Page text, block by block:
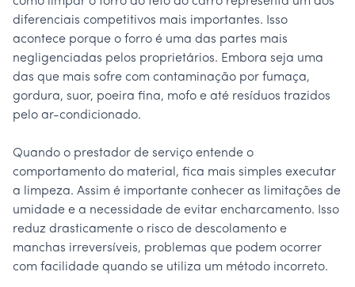
diferenciais competitivos mais importantes. Isso
acontece porque o forro é uma das partes mais
negligenciadas pelos proprietários. Embora seja uma
das que mais sofre com contaminação por fumaça,
gordura, suor, poeira fina, mofo e até resíduos trazidos
pelo ar-condicionado.
Quando o prestador de serviço entende o
comportamento do material, fica mais simples executar
a limpeza. Assim é importante conhecer as limitações de
umidade e a necessidade de evitar encharcamento. Isso
reduz drasticamente o risco de descolamento e
manchas irreversíveis, problemas que podem ocorrer
com facilidade quando se utiliza um método incorreto.